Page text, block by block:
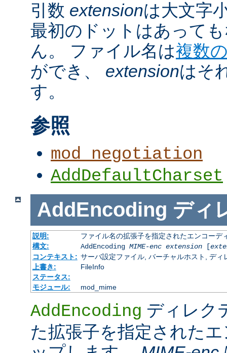
引数 extensionは大文字
最初のドットはあって
ん。 ファイル名は複数
ができ、 extensionはそ
す。
参照
mod_negotiation
AddDefaultCharset
AddEncoding ディ
説明:
ファイル名の拡張子を指定されたエンコーデ
構文:
AddEncoding MIME-enc extension[
コンテキスト: サーバ設定ファイル, バーチャルホスト, ディ
上書き:
FileInfo
ステータス:
モジュール:
mod_mime
AddEncoding ディレク
た拡張子を指定された